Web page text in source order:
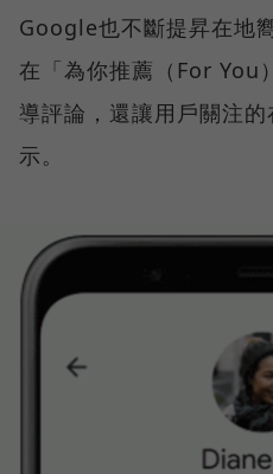
Google也不斷提昇在地
在「為你推薦（For You
導評論，還讓用戶關注
示。